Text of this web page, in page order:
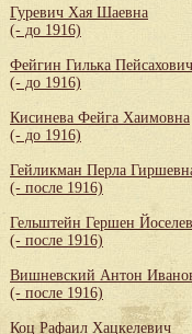
Гуревич Хая Шаевна
(- до 1916)
Фейгин Гилька Пейсахович
(- до 1916)
Кисинева Фейга Хаимовна
(- до 1916)
Гейликман Перла
(- после 1916)
Гельштейн Гершен
(- после 1916)
Вишневский Антон
(- после 1916)
Коц Рафаил Хацкелевич